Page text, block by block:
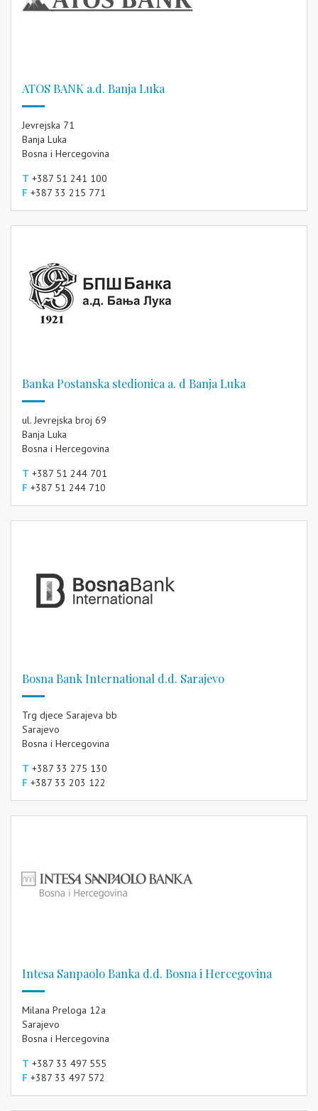
ATOS BANK a.d. Banja Luka
Jevrejska 71
Banja Luka
Bosna i Hercegovina
T +387 51 241 100
F +387 33 215 771
Banka Postanska stedionica a. d Banja Luka
ul. Jevrejska broj 69
Banja Luka
Bosna i Hercegovina
T +387 51 244 701
F +387 51 244 710
Bosna Bank International d.d. Sarajevo
Trg djece Sarajeva bb
Sarajevo
Bosna i Hercegovina
T +387 33 275 130
F +387 33 203 122
Intesa Sanpaolo Banka d.d. Bosna i Hercegovina
Milana Preloga 12a
Sarajevo
Bosna i Hercegovina
T +387 33 497 555
F +387 33 497 572